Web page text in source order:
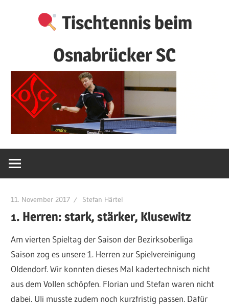
Tischtennis beim
Osnabrücker SC
11. November 2017 Stefan Härtel
1. Herren: stark, stärker, Klusewitz
Am vierten Spieltag der Saison der Bezirksoberliga
Saison zog es unsere 1. Herren zur Spielvereinigung
Oldendorf. Wir konnten dieses Mal kadertechnisch nicht
aus dem Vollen schöpfen. Florian und Stefan waren nicht
dabei. Uli musste zudem noch kurzfristig passen. Dafür